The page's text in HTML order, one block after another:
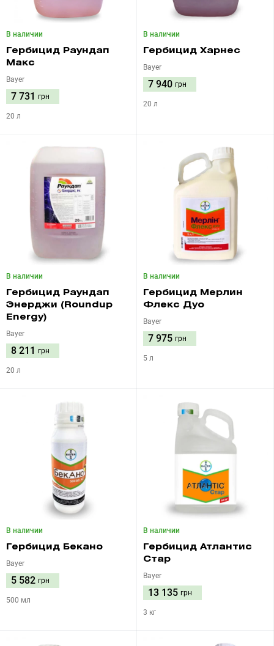
В наличии
Гербицид Раундап
Макс
Bayer
7 731 грн
20 л
В наличии
Гербицид Харнес
Bayer
7 940 грн
20 л
В наличии
Гербицид Раундап
Энерджи (Roundup
Energy)
Bayer
8 211 грн
20 л
В наличии
Гербицид Мерлин
Флекс Дуо
Bayer
7 975 грн
5 л
В наличии
Гербицид Бекано
Bayer
5 582 грн
500 мл
В наличии
Гербицид Атлантис
Стар
Bayer
13 135 грн
3 кг